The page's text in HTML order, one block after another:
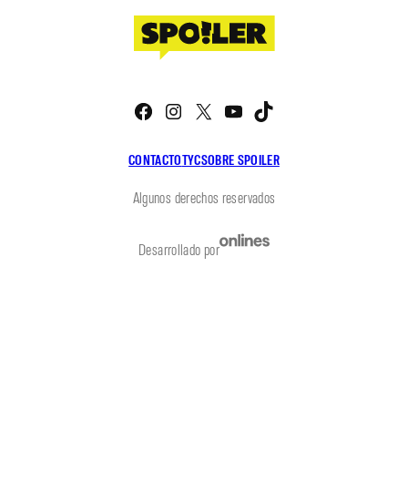
CONTACTOTYCSOBRE SPOILER
Facebook
Instagram
X YouTube
Algunos derechos reservados
Desarrollado por